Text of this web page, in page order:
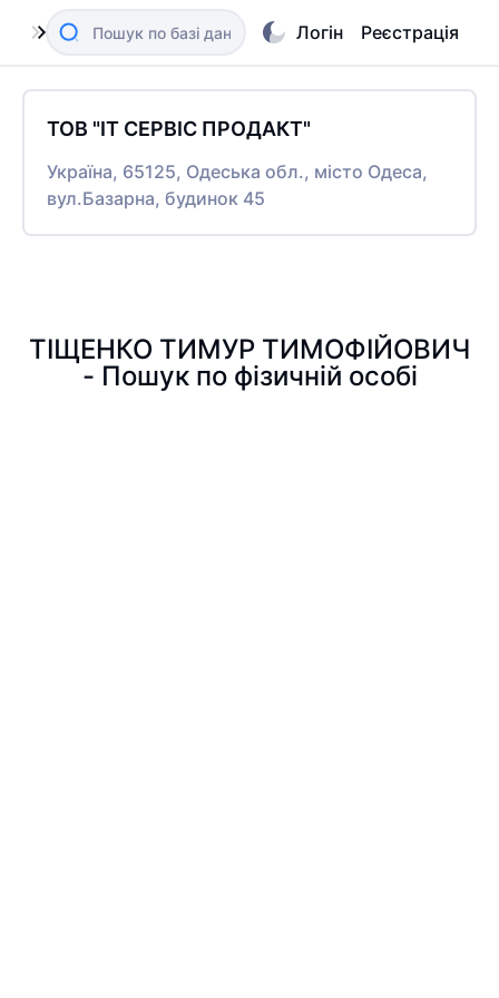
Логін Реєстрація
ТОВ "ІТ СЕРВІС ПРОДАКТ"
Україна, 65125, Одеська обл., місто Одеса,
вул.Базарна, будинок 45
ТІЩЕНКО ТИМУР ТИМОФІЙОВИЧ
- Пошук по фізичній особі